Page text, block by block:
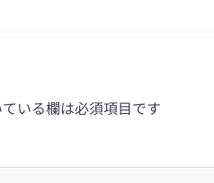
いる欄は必須項目です